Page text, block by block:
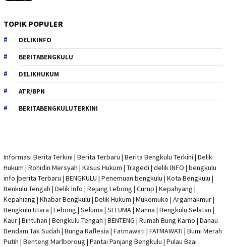
TOPIK POPULER
DELIKINFO
BERITABENGKULU
DELIKHUKUM
ATR/BPN
BERITABENGKULUTERKINI
Informasi Berita Terkini | Berita Terbaru | Berita Bengkulu Terkini | Delik
Hukum | Rohidin Mersyah | Kasus Hukum | Tragedi | delik INFO | bengkulu
info |berita Terbaru | BENGKULU | Penemuan bengkulu | Kota Bengkulu |
Benkulu Tengah | Delik Info | Rejang Lebong | Curup | Kepahyang |
Kepahiang | Khabar Bengkulu | Delik Hukum | Mukomuko | Argamakmur |
Bengkulu Utara | Lebong | Seluma | SELUMA | Manna | Bengkulu Selatan |
Kaur | Bintuhan | Bengkulu Tengah | BENTENG | Rumah Bung Karno | Danau
Dendam Tak Sudah | Bunga Raflesia | Fatmawati | FATMAWATI | Bumi Merah
Putih | Benteng Marlboroug | Pantai Panjang Bengkulu | Pulau Baai